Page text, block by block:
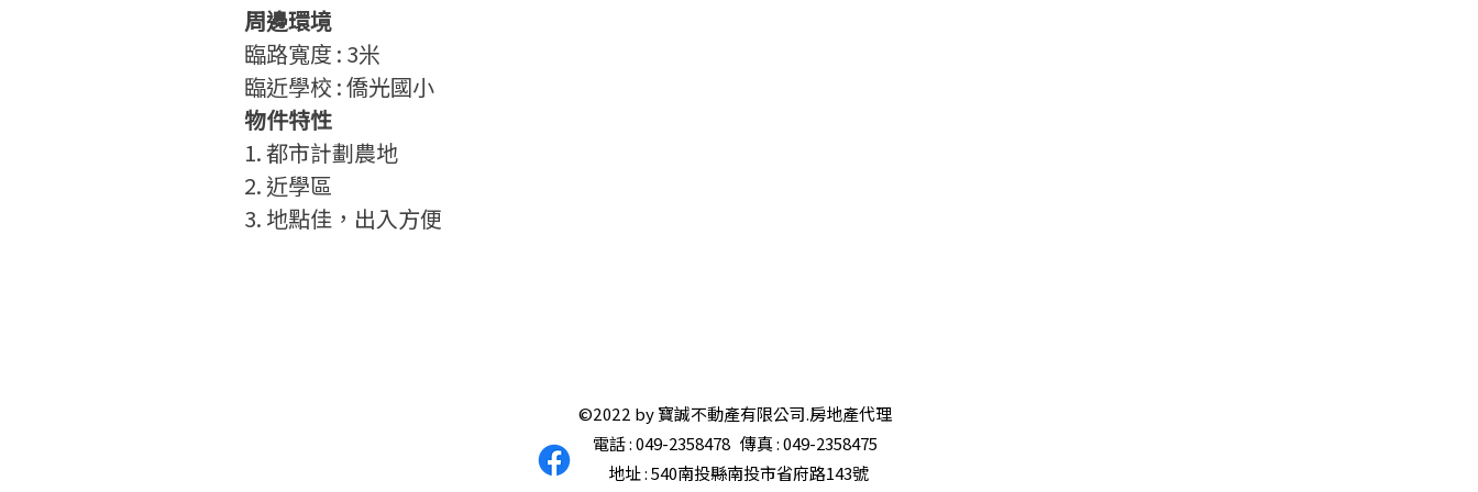
周邊環境
臨路寬度 : 3米
臨近學校 : 僑光國小
物件特性
1. 都市計劃農地
2. 近學區
3. 地點佳，出入方便
©2022 by 寶誠不動產有限公司.房地產代理
電話 : 049-2358478 傳真 : 049-2358475
地址 : 540南投縣南投市省府路143號